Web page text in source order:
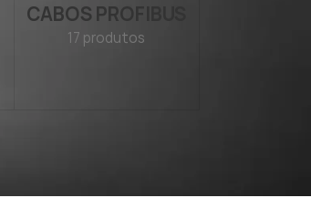
CABOS PROFIBUS
17 produtos